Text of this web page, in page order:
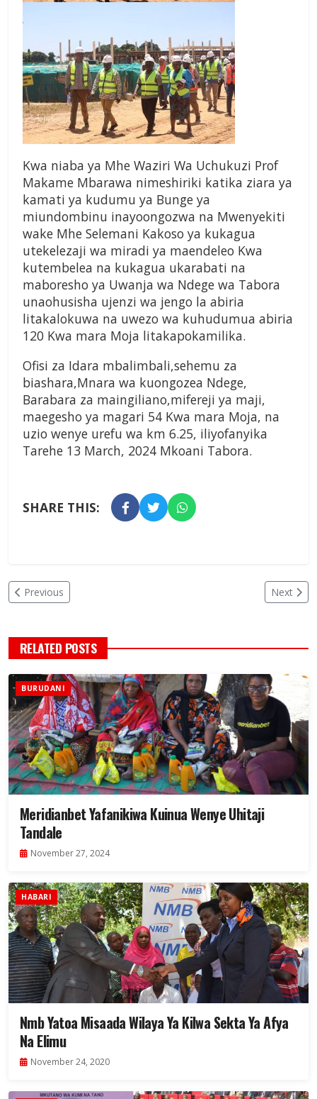
Kwa niaba ya Mhe Waziri Wa Uchukuzi Prof
Makame Mbarawa nimeshiriki katika ziara ya
kamati ya kudumu ya Bunge ya
miundombinu inayoongozwa na Mwenyekiti
wake Mhe Selemani Kakoso ya kukagua
utekelezaji wa miradi ya maendeleo Kwa
kutembelea na kukagua ukarabati na
maboresho ya Uwanja wa Ndege wa Tabora
unaohusisha ujenzi wa jengo la abiria
litakalokuwa na uwezo wa kuhudumua abiria
120 Kwa mara Moja litakapokamilika.
Ofisi za Idara mbalimbali,sehemu za
biashara,Mnara wa kuongozea Ndege,
Barabara za maingiliano,mifereji ya maji,
maegesho ya magari 54 Kwa mara Moja, na
uzio wenye urefu wa km 6.25, iliyofanyika
Tarehe 13 March, 2024 Mkoani Tabora.
SHARE THIS:
Previous Next
RELATED POSTS
BURUDANI
Meridianbet Yafanikiwa Kuinua Wenye Uhitaji
Tandale
November 27, 2024
HABARI
Nmb Yatoa Misaada Wilaya Ya Kilwa Sekta Ya Afya
Na Elimu
November 24, 2020